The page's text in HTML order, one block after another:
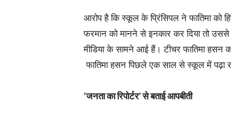
आरोप है कि स्कूल के प्रिंसिपल ने फातिमा को
फरमान को मानने से इनकार कर दिया तो
मीडिया के सामने आई हैं। टीचर फातिमा हसन
फातिमा हसन पिछले एक साल से स्कूल में पढ़ा
‘जनता का रिपोर्टर’ से बताई आपबीती